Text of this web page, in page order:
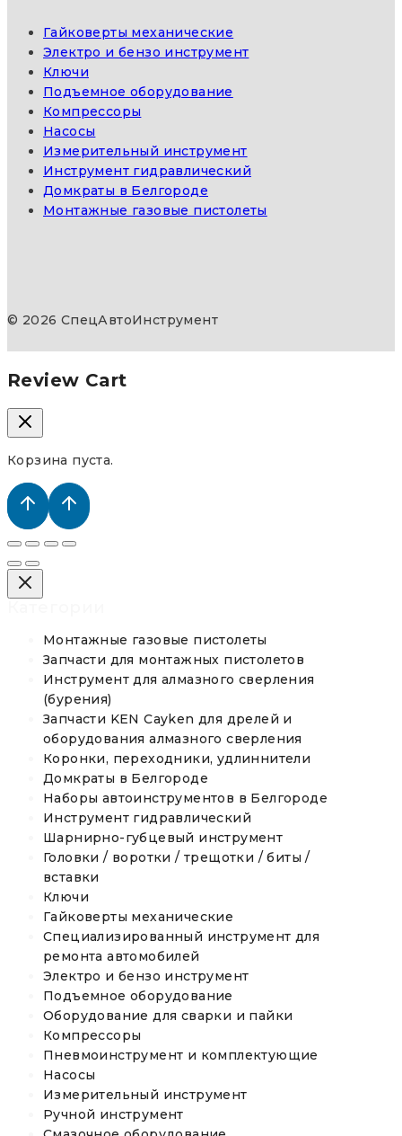
Гайковерты механические
Электро и бензо инструмент
Ключи
Подъемное оборудование
Компрессоры
Насосы
Измерительный инструмент
Инструмент гидравлический
Домкраты в Белгороде
Монтажные газовые пистолеты
© 2026 СпецАвтоИнструмент
Review Cart
Корзина пуста.
Монтажные газовые пистолеты
Запчасти для монтажных пистолетов
Инструмент для алмазного сверления
(бурения)
Запчасти KEN Cayken для дрелей и
оборудования алмазного сверления
Коронки, переходники, удлиннители
Домкраты в Белгороде
Наборы автоинструментов в Белгороде
Инструмент гидравлический
Шарнирно-губцевый инструмент
Головки / воротки / трещотки / биты /
вставки
Ключи
Гайковерты механические
Специализированный инструмент для
ремонта автомобилей
Электро и бензо инструмент
Подъемное оборудование
Оборудование для сварки и пайки
Компрессоры
Пневмоинструмент и комплектующие
Насосы
Измерительный инструмент
Ручной инструмент